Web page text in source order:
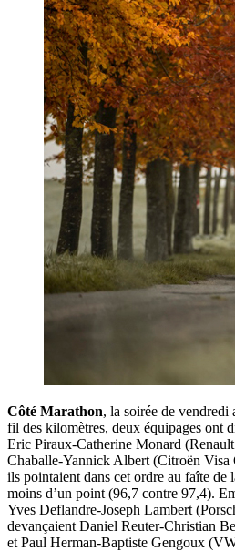
Côté Marathon, la soirée de vendredi
fil des kilomètres, deux équipages ont
Eric Piraux-Catherine Monard
Chaballe-Yannick Albert (Citroën
ils pointaient dans cet ordre au faîte
moins d’un point (96,7 contre 97,4).
Yves Deflandre-Joseph Lambert
devançaient Daniel Reuter-Christian
et Paul Herman-Baptiste Gengoux